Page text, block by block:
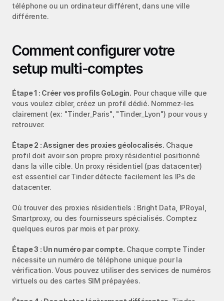
téléphone ou un ordinateur différent, dans une ville
différente.
Comment configurer votre
setup multi-comptes
Étape 1 : Créer vos profils GoLogin. Pour chaque ville que
vous voulez cibler, créez un profil dédié. Nommez-les
clairement (ex: "Tinder_Paris", "Tinder_Lyon") pour vous y
retrouver.
Étape 2 : Assigner des proxies géolocalisés. Chaque
profil doit avoir son propre proxy résidentiel positionné
dans la ville cible. Un proxy résidentiel (pas datacenter)
est essentiel car Tinder détecte facilement les IPs de
datacenter.
Où trouver des proxies résidentiels : Bright Data, IPRoyal,
Smartproxy, ou des fournisseurs spécialisés. Comptez
quelques euros par mois et par proxy.
Étape 3 : Un numéro par compte. Chaque compte Tinder
nécessite un numéro de téléphone unique pour la
vérification. Vous pouvez utiliser des services de numéros
virtuels ou des cartes SIM prépayées.